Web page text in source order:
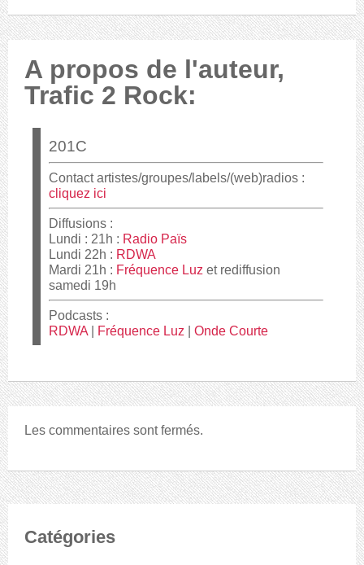
A propos de l'auteur,
Trafic 2 Rock:
Contact artistes/groupes/labels/(web)radios :
cliquez ici
Diffusions :
Lundi : 21h : Radio Païs
Lundi 22h : RDWA
Mardi 21h : Fréquence Luz et rediffusion
samedi 19h
Podcasts :
RDWA
Fréquence Luz Onde Courte
Les commentaires sont fermés.
Catégories